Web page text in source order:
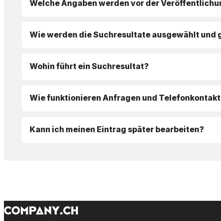
Welche Angaben werden vor der
Wie werden die Suchresultate ausgewählt und
Wohin führt ein Suchresultat?
Wie funktionieren Anfragen und
Kann ich meinen Eintrag später bearbeiten?